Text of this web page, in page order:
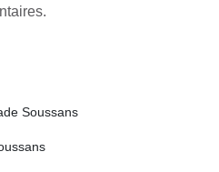
Soussans